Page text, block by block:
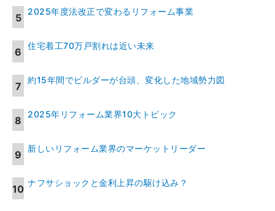
2025年度法改正で変わるリフォーム事業
住宅着工70万戸割れは近い未来
約15年間でビルダーが台頭、変化した地域勢力図
2025年リフォーム業界10大トピック
新しいリフォーム業界のマーケットリーダー
ナフサショックと金利上昇の駆け込み？